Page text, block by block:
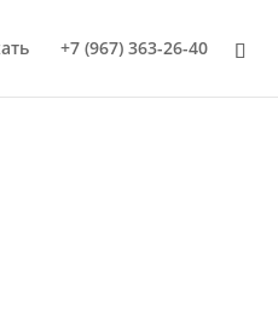
+7 (967) 363-26-40